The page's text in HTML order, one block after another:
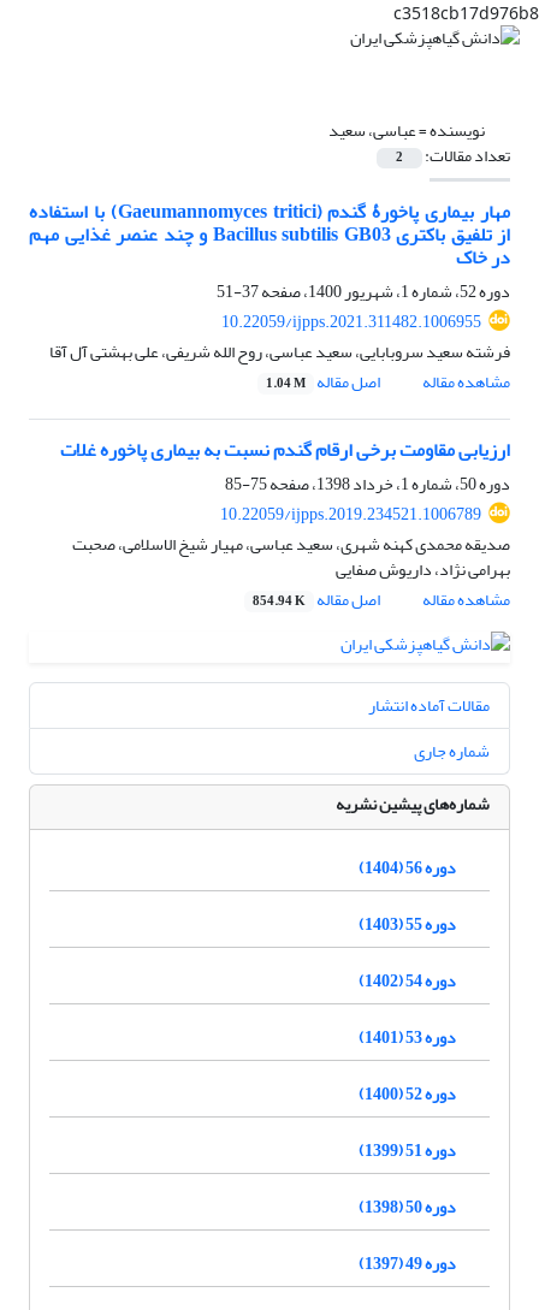
c3518cb17d976b8
نویسنده =عباسی، سعید
تعداد مقالات: 2
مهار بیماری پاخورۀ گندم (Gaeumannomyces tritici) با استفاده
از تلفیق باکتری Bacillus subtilis GB03 و چند عنصر غذایی مهم
در خاک
دوره 52، شماره 1، شهریور 1400، صفحه
37-51
10.22059/ijpps.2021.311482.1006955
فرشته سعید سروبابایی، سعید عباسی، روح الله شریفی، علی بهشتی آل آقا
مشاهده مقاله
اصل مقاله 1.04 M
ارزیابی مقاومت برخی ارقام گندم نسبت به بیماری پاخوره غلات
دوره 50، شماره 1، خرداد 1398، صفحه
75-85
10.22059/ijpps.2019.234521.1006789
صدیقه محمدی کهنه شهری، سعید عباسی، مهیار شیخ الاسلامی، صحبت
بهرامی نژاد، داریوش صفایی
مشاهده مقاله
اصل مقاله 854.94 K
مقالات آماده انتشار
شماره جاری
شماره‌های پیشین نشریه
دوره 56 (1404)
دوره 55 (1403)
دوره 54 (1402)
دوره 53 (1401)
دوره 52 (1400)
دوره 51 (1399)
دوره 50 (1398)
دوره 49 (1397)